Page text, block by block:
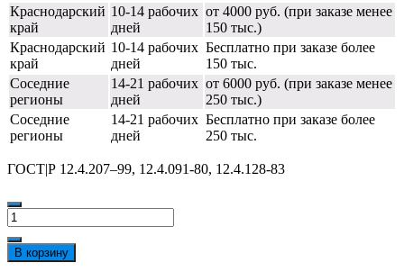
Краснодарский
край
10-14 рабочих
дней
от 4000 руб. (при заказе менее
150 тыс.)
Краснодарский
край
10-14 рабочих
дней
Бесплатно при заказе более
150 тыс.
Соседние
регионы
14-21 рабочих
дней
от 6000 руб. (при заказе менее
250 тыс.)
Соседние
регионы
14-21 рабочих
дней
Бесплатно при заказе более
250 тыс.
ГОСТ|Р 12.4.207–99, 12.4.091-80, 12.4.128-83
Количество
товара
Каска
РОСОМЗ™
В корзину